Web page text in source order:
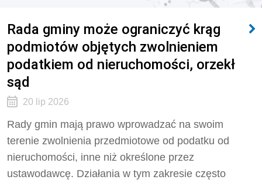
Rada gminy może ograniczyć krąg
podmiotów objętych zwolnieniem
podatkiem od nieruchomości, orzekł
sąd
20 lip 2026
Rady gmin mają prawo wprowadzać na swoim
terenie zwolnienia przedmiotowe od podatku od
nieruchomości, inne niż określone przez
ustawodawcę. Działania w tym zakresie często